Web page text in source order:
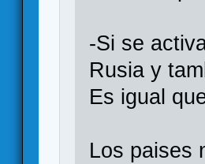
-Si se
Rusia y
Es igual
Los paises